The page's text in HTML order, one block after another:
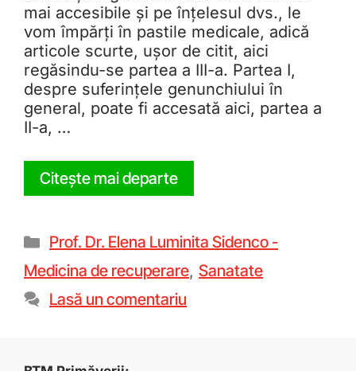
mai accesibile și pe înțelesul dvs., le
vom împărți în pastile medicale, adică
articole scurte, ușor de citit, aici
regăsindu-se partea a III-a. Partea I,
despre suferințele genunchiului în
general, poate fi accesată aici, partea a
II-a, …
Citește mai departe
Prof. Dr. Elena Luminita Sidenco -
Medicina de recuperare, Sanatate
Lasă un comentariu